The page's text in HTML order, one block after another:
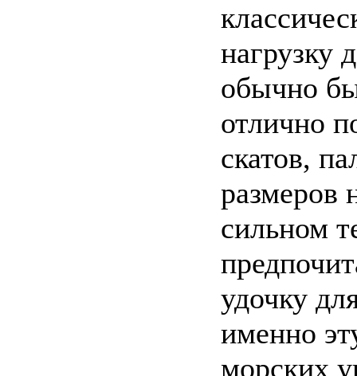
нагрузку
обычно
отлично
скатов,
размеров
сильном
удочку
именно
морских